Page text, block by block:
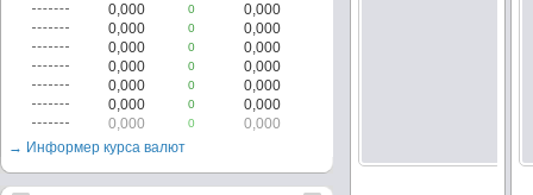
0,000
0
0,000
0,000
0
0,000
0,000
0
0,000
0,000
0
0,000
0,000
0
0,000
0,000
0
0,000
0,000
0
0,000
→ Информер курса валют